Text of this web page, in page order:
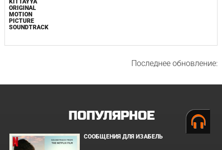
KITTAYYA
ORIGINAL
MOTION
PICTURE
SOUNDTRACK
Последнее обновление:
ПОПУЛЯРНОЕ
СООБЩЕНИЯ ДЛЯ ИЗАБЕЛЬ